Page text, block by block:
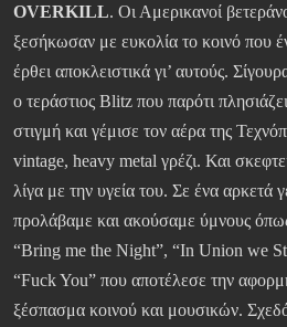
OVERKILL. Οι Αμερικανοί
ξεσήκωσαν με ευκολία το κοινό που
έρθει αποκλειστικά γι’ αυτούς.
ο τεράστιος Blitz που παρότι
στιγμή και γέμισε τον αέρα της
vintage, heavy metal γρέζι. Και
λίγα με την υγεία του. Σε ένα αρκετά
προλάβαμε και ακούσαμε ύμνους
“Bring me the Night”, “In Union we
“Fuck You” που αποτέλεσε την
ξέσπασμα κοινού και μουσικών.